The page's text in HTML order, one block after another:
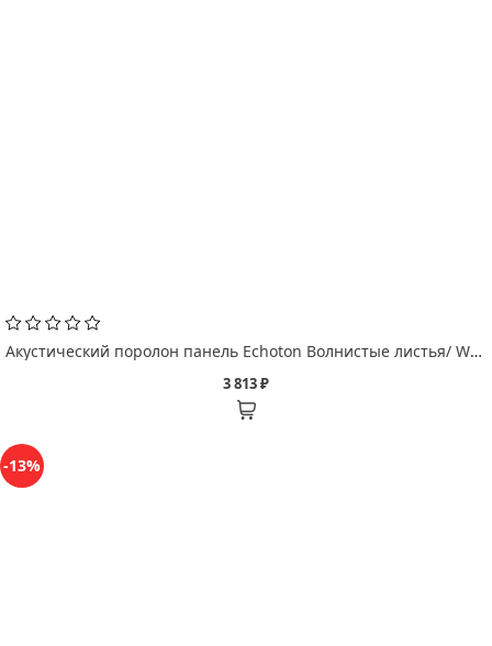
Акустический поролон панель Echoton Волнистые листья/ Wavy Leaves
3 813 ₽
-13%